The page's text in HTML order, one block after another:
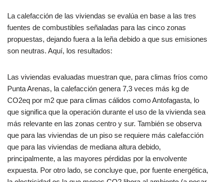
La calefacción de las viviendas se evalúa en base a las tres
fuentes de combustibles señaladas para las cinco zonas
propuestas, dejando fuera a la leña debido a que sus emisiones
son neutras. Aquí, los resultados:
Las viviendas evaluadas muestran que, para climas fríos como
Punta Arenas, la calefacción genera 7,3 veces más kg de
CO2eq por m2 que para climas cálidos como Antofagasta, lo
que significa que la operación durante el uso de la vivienda sea
más relevante en las zonas centro y sur. También se observa
que para las viviendas de un piso se requiere más calefacción
que para las viviendas de mediana altura debido,
principalmente, a las mayores pérdidas por la envolvente
expuesta. Por otro lado, se concluye que, por fuente energética,